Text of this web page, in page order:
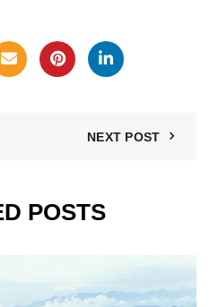
NEXT POST
POSTS